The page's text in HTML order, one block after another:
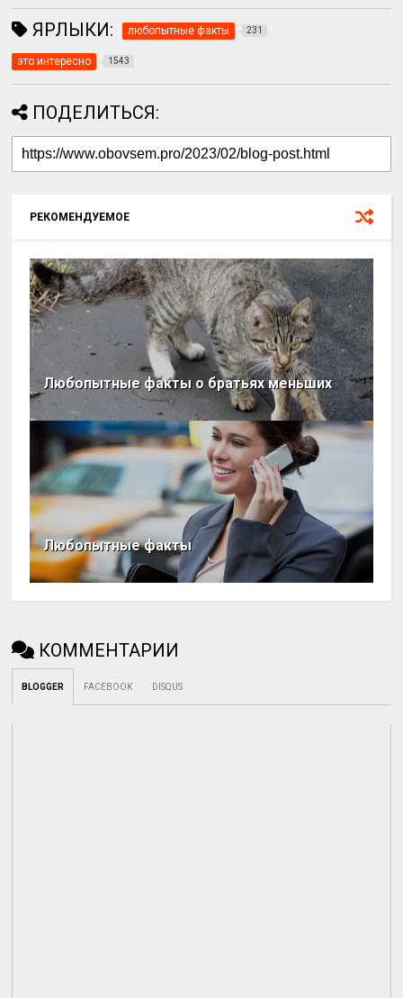
ЯРЛЫКИ: любопытные факты 231
это интересно 1543
ПОДЕЛИТЬСЯ:
РЕКОМЕНДУЕМОЕ
Любопытные факты о братьях меньших
Любопытные факты
КОММЕНТАРИИ
BLOGGER FACEBOOK DISQUS